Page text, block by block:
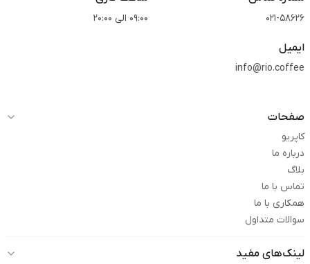
021-58626 09:00 الی 20:00
ایمیل
info@rio.coffee
صفحات
کاپریو
درباره ما
بلاگ
تماس با ما
همکاری با ما
سوالات متداول
لینک‌های مفید